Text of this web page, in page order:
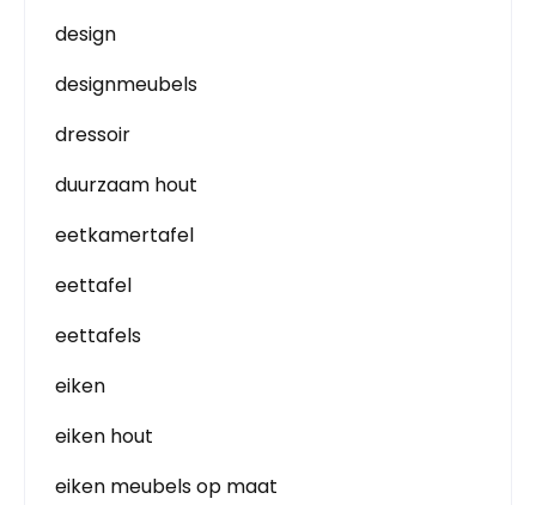
design
designmeubels
dressoir
duurzaam hout
eetkamertafel
eettafel
eettafels
eiken
eiken hout
eiken meubels op maat